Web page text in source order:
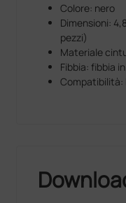
Colore: nero
Dimensioni:
pezzi)
Materiale
Fibbia: fibbia
Compatibilità: